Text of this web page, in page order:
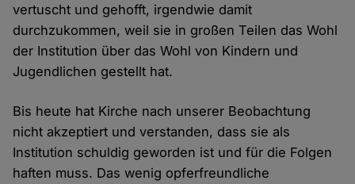
vertuscht und gehofft, irgendwie damit
durchzukommen, weil sie in großen Teilen das Wohl
der Institution über das Wohl von Kindern und
Jugendlichen gestellt hat.
Bis heute hat Kirche nach unserer Beobachtung
nicht akzeptiert und verstanden, dass sie als
Institution schuldig geworden ist und für die Folgen
haften muss. Das wenig opferfreundliche